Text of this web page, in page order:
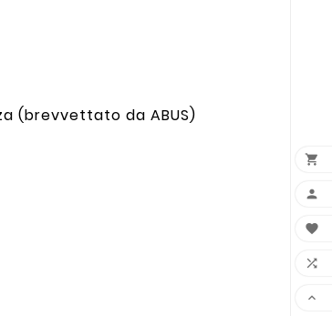
(brevvettato da ABUS)




